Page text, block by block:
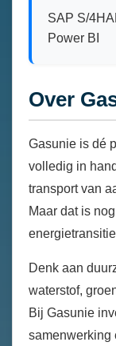
SAP S/
Power BI
Over
Gasunie is dé
volledig in
transport van
Maar dat is
Denk aan
waterstof,
Bij Gasunie
samenwerking